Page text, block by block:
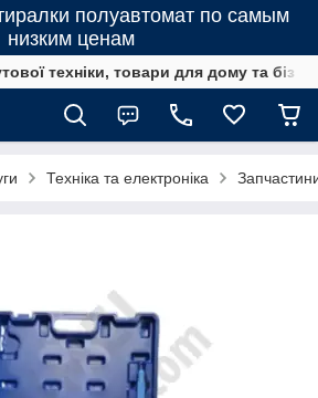
полуавтомат по самым
низким ценам
техніки, товари для дому та
Техніка та електроніка